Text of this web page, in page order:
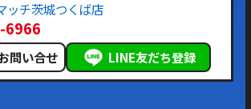
ッチ茨城つくば店
6966
問い合せ LINE友だち登録